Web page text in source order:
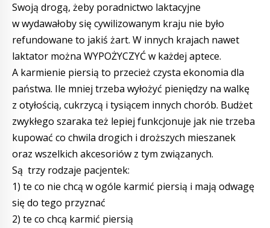
Swoją drogą, żeby poradnictwo laktacyjne
w wydawałoby się cywilizowanym kraju nie było
refundowane to jakiś żart. W innych krajach nawet
laktator można WYPOŻYCZYĆ w każdej aptece.
A karmienie piersią to przecież czysta ekonomia dla
państwa. Ile mniej trzeba wyłożyć pieniędzy na walkę
z otyłością, cukrzycą i tysiącem innych chorób. Budżet
zwykłego szaraka też lepiej funkcjonuje jak nie trzeba
kupować co chwila drogich i droższych mieszanek
oraz wszelkich akcesoriów z tym związanych.
Są trzy rodzaje pacjentek:
1) te co nie chcą w ogóle karmić piersią i mają odwagę
się do tego przyznać
2) te co chcą karmić piersią